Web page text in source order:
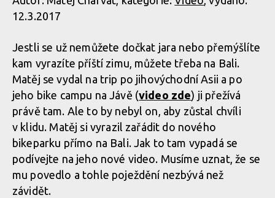
12.3.2017
Jestli se už nemůžete dočkat jara nebo přemýšlíte
kam vyrazíte příští zimu, můžete třeba na Bali.
Matěj se vydal na trip po jihovýchodní Asii a po
jeho bike campu na Jávě (video zde) ji přežívá
právě tam. Ale to by nebyl on, aby zůstal chvíli
v klidu. Matěj si vyrazil zařádit do nového
bikeparku přímo na Bali. Jak to tam vypadá se
podívejte na jeho nové video. Musíme uznat, že se
mu povedlo a tohle poježdění nezbývá než
závidět.